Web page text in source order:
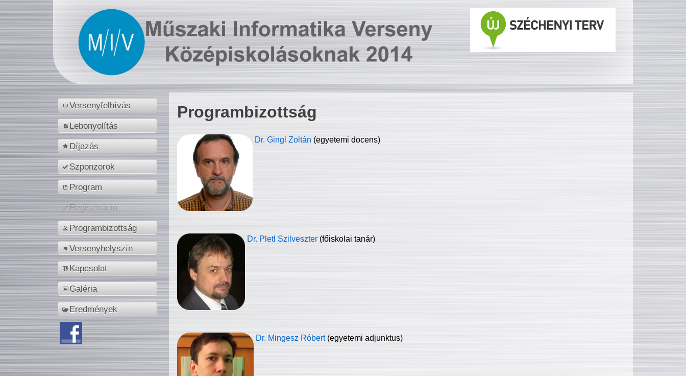
Versenyfelhívás
Lebonyolítás
Díjazás
Szponzorok
Program
Regisztráció
Programbizottság
Versenyhelyszín
Kapcsolat
Galéria
Eredmények
Programbizottság
Dr. Gingl Zoltán (egyetemi docens)
Dr. Pletl Szilveszter (főiskolai tanár)
Dr. Mingesz Róbert (egyetemi adjunktus)